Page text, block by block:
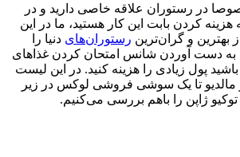
در رستوران علاقه خاصی دارید و در
کردن بابت این کار هستید، ما در این
بهترین و گران‌ترین رستوران‌های دنیا را
دست آوردن شانس امتحان کردن غذاهای
پول زیادی را هزینه کنید. در این لیست
مالدیو تا یک سوشی فروشی لوکس در زیر
ژاپن را باهم بررسی می‌کنیم.